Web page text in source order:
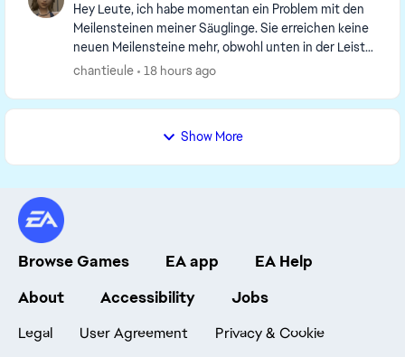
Hey Leute, ich habe momentan ein Problem mit den
Meilensteinen meiner Säuglinge. Sie erreichen keine
neuen Meilensteine mehr, obwohl unten in der Leiste
manchmal kurz angezeigt wird, dass ein Meilen...
chantieule 18 hours ago
Show More
Browse Games EA app
EA Help
About
Accessibility Jobs
Legal User Agreement Privacy & Cookie